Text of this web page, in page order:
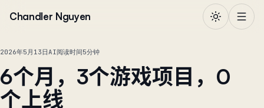
Chandler Nguyen
2026年5月13日AI阅读时间5分钟
6个月，3个游戏项目，0
个上线